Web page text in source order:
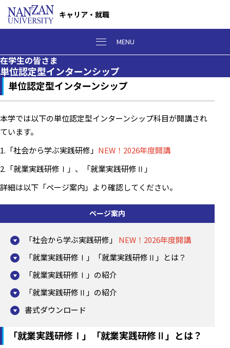
キャリア・就職
MENU
在学生の皆さま
単位認定型インターンシップ
単位認定型インターンシップ
本学では以下の単位認定型インターンシップ科目が開講され
ています。
1.「社会から学ぶ実践研修」 NEW！2026年度開講
2.「就業実践研修Ⅰ」、「就業実践研修Ⅱ」
詳細は以下「ページ案内」より確認してください。
ページ案内
「社会から学ぶ実践研修」
NEW！2026年度開講
「就業実践研修Ⅰ」「就業実践研修Ⅱ」とは？
「就業実践研修Ⅰ」の紹介
「就業実践研修Ⅱ」の紹介
書式ダウンロード
「就業実践研修Ⅰ」「就業実践研修Ⅱ」とは？